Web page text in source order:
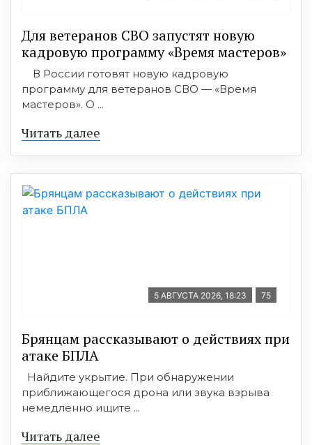
Для ветеранов СВО запустят новую
кадровую программу «Время мастеров»
В России готовят новую кадровую
программу для ветеранов СВО — «Время
мастеров». О ...
Читать далее
5 АВГУСТА 2026, 18:23 75
Брянцам рассказывают о действиях при
атаке БПЛА
Найдите укрытие. При обнаружении
приближающегося дрона или звука взрыва
немедленно ищите ...
Читать далее